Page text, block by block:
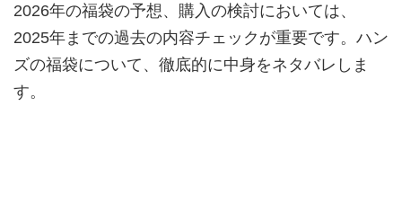
2026年の福袋の予想、購入の検討においては、
2025年までの過去の内容チェックが重要です。ハン
ズの福袋について、徹底的に中身をネタバレしま
す。